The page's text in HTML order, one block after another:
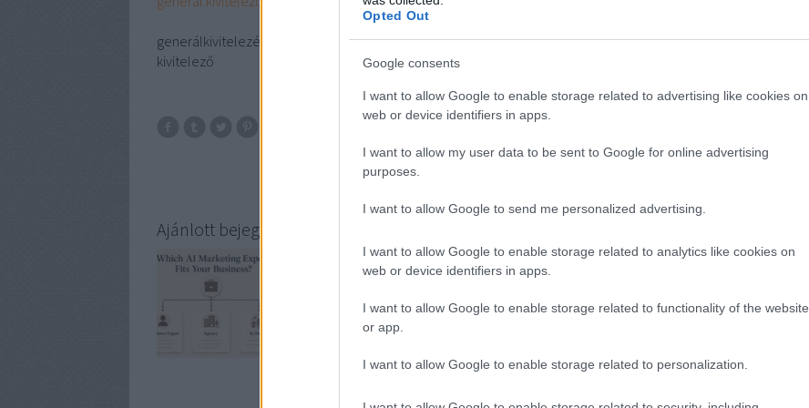
Opted Out
Google consents
I want to allow Google to enable storage related to advertising like cookies on
web or device identifiers in apps.
I want to allow my user data to be sent to Google for online advertising
purposes.
I want to allow Google to send me personalized advertising.
I want to allow Google to enable storage related to analytics like cookies on
web or device identifiers in apps.
I want to allow Google to enable storage related to functionality of the website
or app.
I want to allow Google to enable storage related to personalization.
generálkivitelezés budapest, generálkivitelező cégek, fejlődés angolul, general kivitelezo, generál
kivitelező
szolgáltatás? generálkivitelező cégek fejlődés angolul general kivitelezo
Ajánlott bejegyzések: